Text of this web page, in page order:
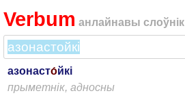
Verbum анлайнавы слоўнік
азонасто́йкі
прыметнік, адносны